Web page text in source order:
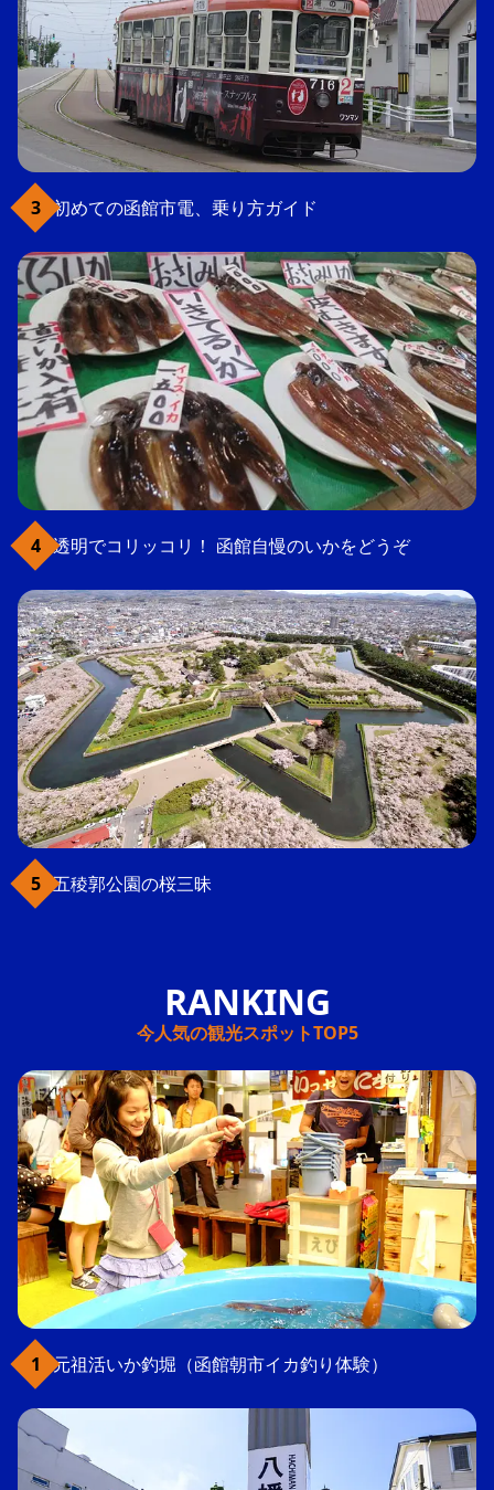
初めての函館市電、乗り方ガイド
透明でコリッコリ！ 函館自慢のいかをどうぞ
五稜郭公園の桜三昧
今人気の観光スポットTOP5
元祖活いか釣堀（函館朝市イカ釣り体験）